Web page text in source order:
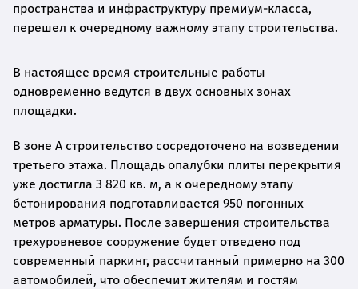
пространства и инфраструктуру премиум-класса,
перешел к очередному важному этапу строительства.
В настоящее время строительные работы
одновременно ведутся в двух основных зонах
площадки.
В зоне A строительство сосредоточено на возведении
третьего этажа. Площадь опалубки плиты перекрытия
уже достигла 3 820 кв. м, а к очередному этапу
бетонирования подготавливается 950 погонных
метров арматуры. После завершения строительства
трехуровневое сооружение будет отведено под
современный паркинг, рассчитанный примерно на 300
автомобилей, что обеспечит жителям и гостям